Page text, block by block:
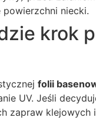
niecki.
krok
folii
UV. Jeśli
zapraw